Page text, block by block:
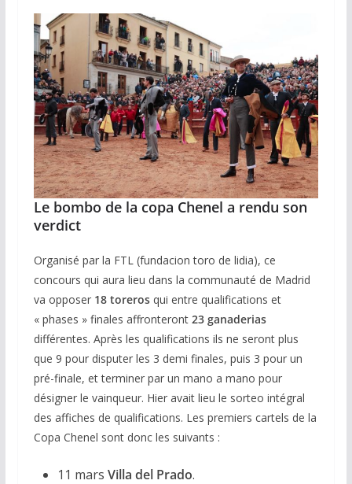
Le bombo de la copa Chenel a rendu son
verdict
Organisé par la FTL (fundacion toro de lidia), ce
concours qui aura lieu dans la communauté de Madrid
va opposer 18 torerosqui entre qualifications et
« phases » finales affronteront 23 ganaderias
différentes. Après les qualifications ils ne seront plus
que 9 pour disputer les 3 demi finales, puis 3 pour un
pré-finale, et terminer par un mano a mano pour
désigner le vainqueur. Hier avait lieu le sorteo intégral
des affiches de qualifications. Les premiers cartels de la
Copa Chenel sont donc les suivants :
11 mars Villa del Prado.